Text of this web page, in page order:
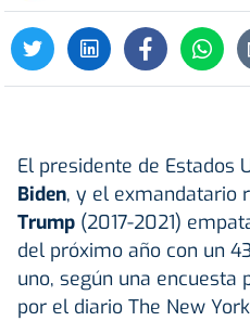
El presidente de Estados
Biden, y el exmandatario
Trump (2017-2021)
del próximo año con un
uno, según una encuesta
por el diario The New